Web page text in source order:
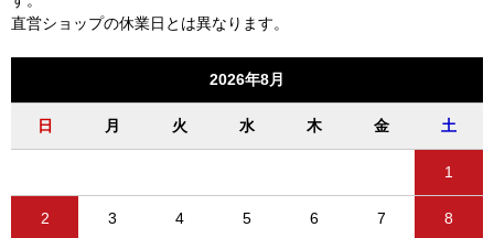
直営ショップの休業日とは異なります。
2026年8月
日 月 火 水 木 金 土
1
2 3 4 5 6 7 8